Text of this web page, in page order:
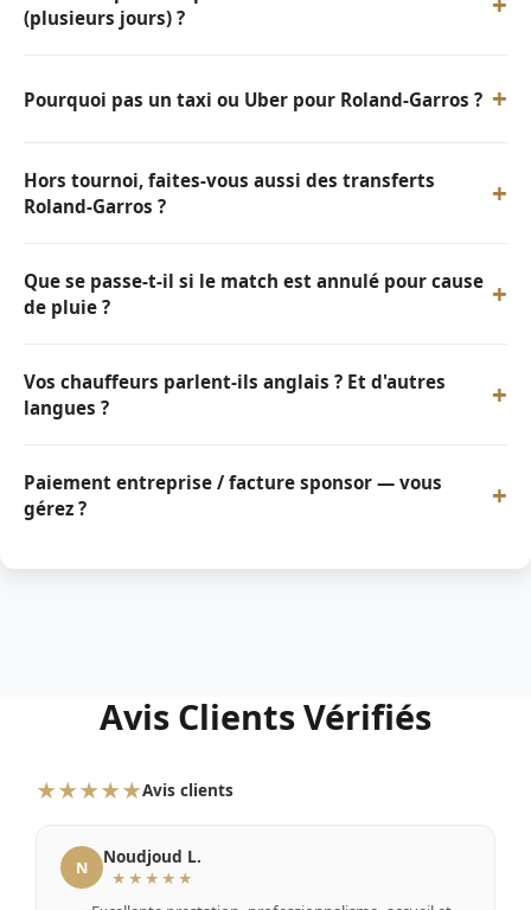
(plusieurs jours) ?
Pourquoi pas un taxi ou Uber pour Roland-Garros ? +
Hors tournoi, faites-vous aussi des transferts
Roland-Garros ?
+
Que se passe-t-il si le match est annulé pour cause
de pluie ?
+
Vos chauffeurs parlent-ils anglais ? Et d'autres
langues ?
+
Paiement entreprise / facture sponsor — vous
gérez ?
+
Avis Clients Vérifiés
★★★★★Avis clients
N Noudjoud L.
★★★★★